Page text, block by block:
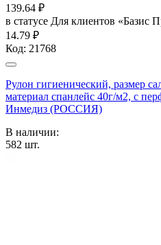
139.64 ₽
в статусе Для клиентов «Базис
14.79 ₽
Код: 21768
Рулон гигиенический, размер
материал спанлейс 40г/м2, с
Инмедиз (РОССИЯ)
В наличии:
582 шт.